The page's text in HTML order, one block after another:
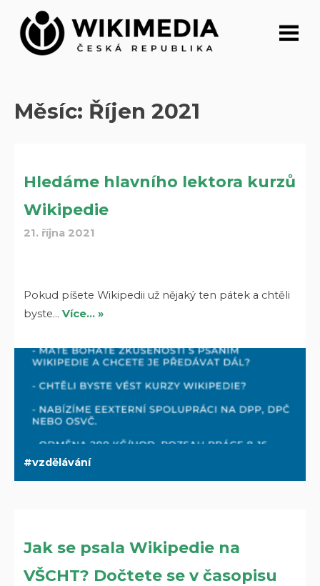
Přeskočit
obsah
Měsíc: Říjen 2021
Hledáme hlavního lektora kurzů
Wikipedie
21. října 2021
Pokud píšete Wikipedii už nějaký ten pátek a chtěli
byste…Více… »
vzdělávání
Jak se psala Wikipedie na
VŠCHT? Dočtete se v časopisu